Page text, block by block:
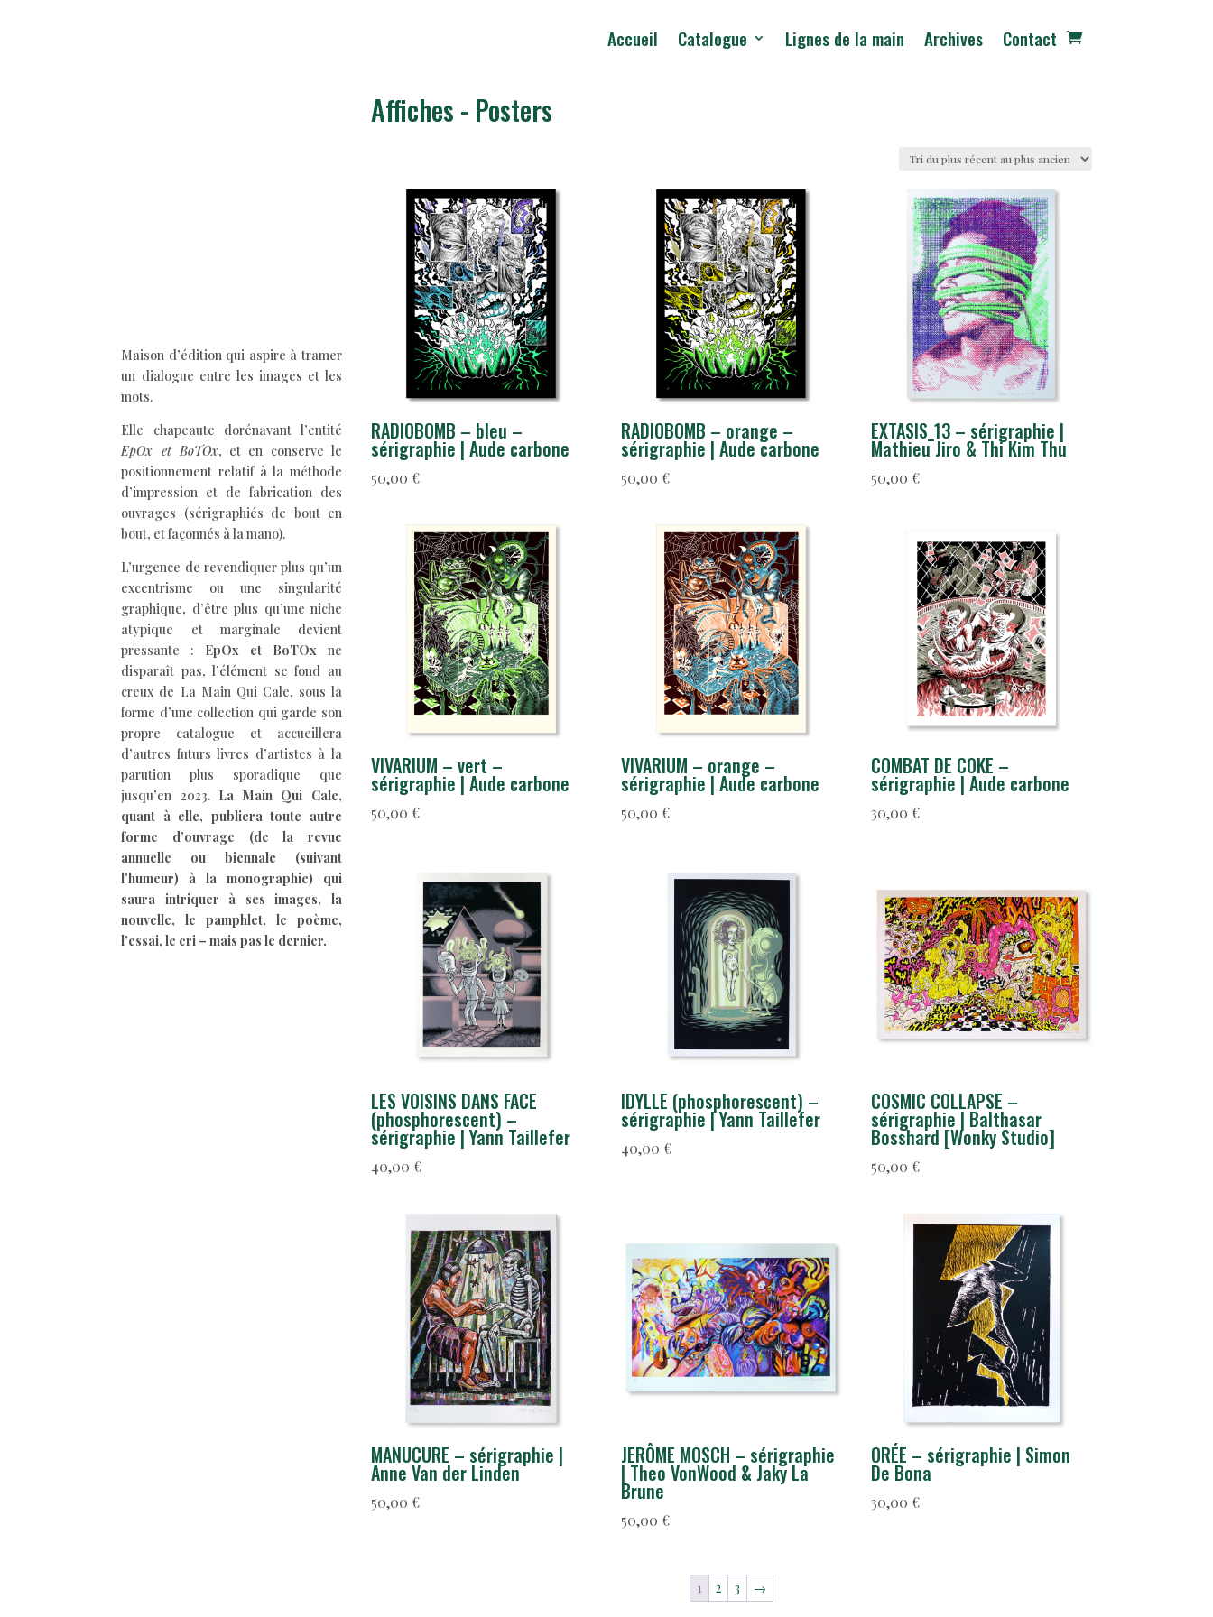
Accueil Catalogue Lignes de la main Archives Contact
Maison d’édition qui aspire à tramer
un dialogue entre les images et les
mots.
Elle chapeaute dorénavant l’entité
EpOx et BoTOx, et en conserve le
positionnement relatif à la méthode
d’impression et de fabrication des
ouvrages (sérigraphiés de bout en
bout, et façonnés à la mano).
L’urgence de revendiquer plus qu’un
excentrisme ou une singularité
graphique, d’être plus qu’une niche
atypique et marginale devient
pressante : EpOx et BoTOxne
disparaît pas, l’élément se fond au
creux de La Main Qui Cale, sous la
forme d’une collection qui garde son
propre catalogue et accueillera
d’autres futurs livres d’artistes à la
parution plus sporadique que
jusqu’en 2023. La Main Qui Cale,
quant à elle, publiera toute autre
forme d’ouvrage (de la revue
annuelle ou biennale (suivant
l’humeur) à la monographie) qui
saura intriquer à ses images, la
nouvelle, le pamphlet, le poème,
l’essai, le cri – mais pas le dernier.
Affiches - Posters
RADIOBOMB – bleu –
sérigraphie | Aude carbone
50,00 €
RADIOBOMB – orange –
sérigraphie | Aude carbone
50,00 €
EXTASIS_13 – sérigraphie |
Mathieu Jiro & Thi Kim Thu
50,00 €
VIVARIUM – vert –
sérigraphie | Aude carbone
50,00 €
VIVARIUM – orange –
sérigraphie | Aude carbone
50,00 €
COMBAT DE COKE –
sérigraphie | Aude carbone
30,00 €
LES VOISINS DANS FACE
(phosphorescent) –
sérigraphie | Yann Taillefer
40,00 €
IDYLLE (phosphorescent) –
sérigraphie | Yann Taillefer
40,00 €
COSMIC COLLAPSE –
sérigraphie | Balthasar
Bosshard [Wonky Studio]
50,00 €
MANUCURE – sérigraphie |
Anne Van der Linden
50,00 €
JERÔME MOSCH – sérigraphie
| Theo VonWood & Jaky La
Brune
50,00 €
ORÉE – sérigraphie | Simon
De Bona
30,00 €
1 2 3 →